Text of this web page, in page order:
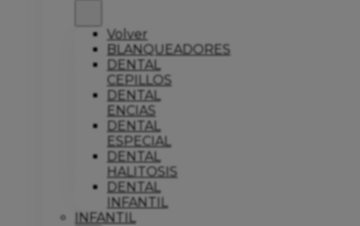
Volver
BLANQUEADORES
DENTAL
CEPILLOS
DENTAL
ENCIAS
DENTAL
ESPECIAL
DENTAL
HALITOSIS
DENTAL
INFANTIL
INFANTIL